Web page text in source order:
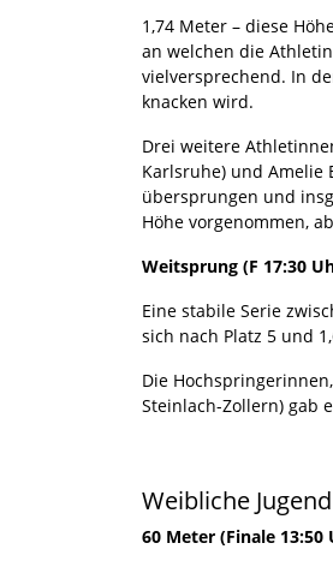
1,74 Meter – diese
an welchen die
vielversprechend. In
knacken wird.
Drei weitere
Karlsruhe) und Amelie
übersprungen und
Höhe vorgenommen,
Weitsprung (F 17:30
Eine stabile Serie
sich nach Platz 5 und
Die
Steinlach-Zollern) gab
Weibliche
60 Meter (Finale 13:50